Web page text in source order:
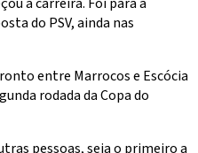
do PSV, ainda nas
entre Marrocos e Escócia
rodada da Copa do
pessoas, seja o primeiro a